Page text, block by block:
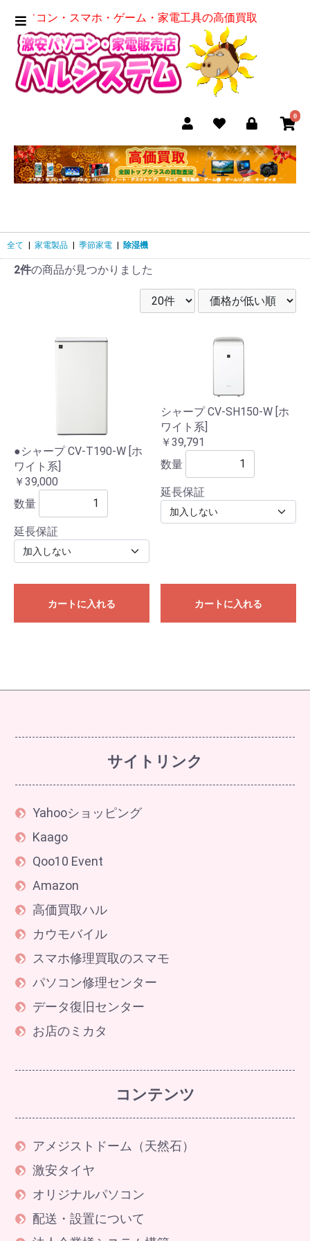
パソコン・スマホ・ゲーム・家電工具の高価買取
0
全て | 家電製品 | 季節家電 | 除湿機
2件の商品が見つかりました
●シャープ CV-T190-W [ホ
ワイト系]
￥39,000
数量
延長保証
カートに入れる
シャープ CV-SH150-W [ホ
ワイト系]
￥39,791
数量
延長保証
カートに入れる
サイトリンク
Yahooショッピング
Kaago
Qoo10 Event
Amazon
高価買取ハル
カウモバイル
スマホ修理買取のスマモ
パソコン修理センター
データ復旧センター
お店のミカタ
コンテンツ
アメジストドーム（天然石）
激安タイヤ
オリジナルパソコン
配送・設置について